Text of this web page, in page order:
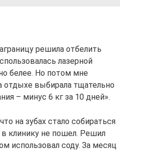
решила отбелить
лазерной
белее. Но потом мне
отдыхе выбирала тщательно
– минус 6 кг за 10 дней».
на зубах стало собираться
в клинику не пошел. Решил
использовал соду. За месяц